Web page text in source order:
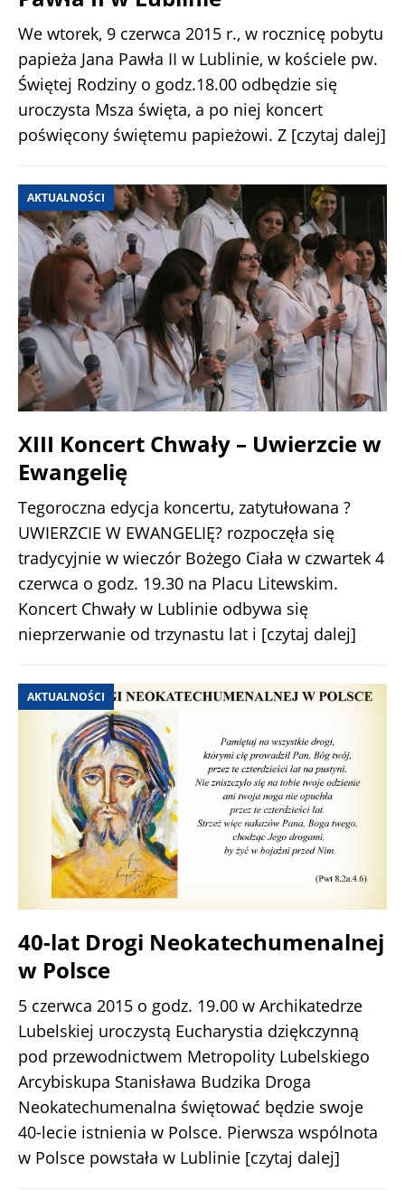
We wtorek, 9 czerwca 2015 r., w rocznicę pobytu
papieża Jana Pawła II w Lublinie, w kościele pw.
Świętej Rodziny o godz.18.00 odbędzie się
uroczysta Msza święta, a po niej koncert
poświęcony świętemu papieżowi. Z [czytaj dalej]
AKTUALNOŚCI
XIII Koncert Chwały – Uwierzcie w
Ewangelię
Tegoroczna edycja koncertu, zatytułowana ?
UWIERZCIE W EWANGELIĘ? rozpoczęła się
tradycyjnie w wieczór Bożego Ciała w czwartek 4
czerwca o godz. 19.30 na Placu Litewskim.
Koncert Chwały w Lublinie odbywa się
nieprzerwanie od trzynastu lat i [czytaj dalej]
AKTUALNOŚCI
40-lat Drogi Neokatechumenalnej
w Polsce
5 czerwca 2015 o godz. 19.00 w Archikatedrze
Lubelskiej uroczystą Eucharystia dziękczynną
pod przewodnictwem Metropolity Lubelskiego
Arcybiskupa Stanisława Budzika Droga
Neokatechumenalna świętować będzie swoje
40-lecie istnienia w Polsce. Pierwsza wspólnota
w Polsce powstała w Lublinie [czytaj dalej]